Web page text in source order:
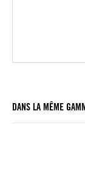
DANS LA MÊME